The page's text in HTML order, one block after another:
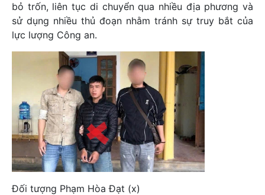
bỏ trốn, liên tục di chuyển qua nhiều địa phương và
sử dụng nhiều thủ đoạn nhằm tránh sự truy bắt của
lực lượng Công an.
Đối tượng Phạm Hòa Đạt (x)